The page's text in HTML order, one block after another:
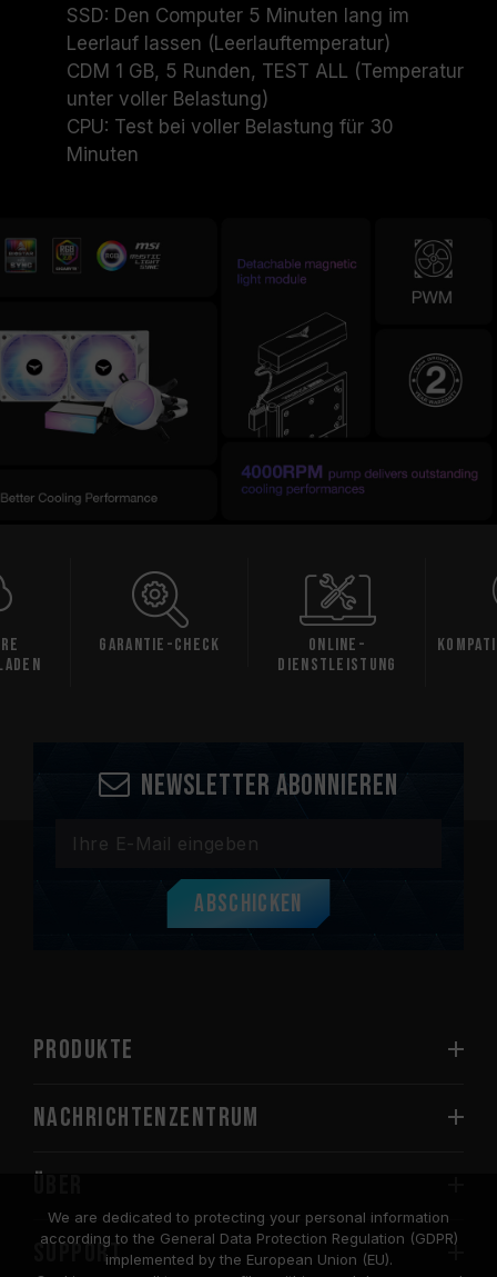
SSD: Den Computer 5 Minuten lang im
Leerlauf lassen (Leerlauftemperatur)
CDM 1 GB, 5 Runden, TEST ALL (Temperatur
unter voller Belastung)
CPU: Test bei voller Belastung für 30
Minuten
Garantie-Check
Online-
Dienstleistung
Newsletter abonnieren
Abschicken
PRODUKTE
Nachrichtenzentrum
SUPPORT
We are dedicated to protecting your personal information
according to the General Data Protection Regulation (GDPR)
implemented by the European Union (EU).